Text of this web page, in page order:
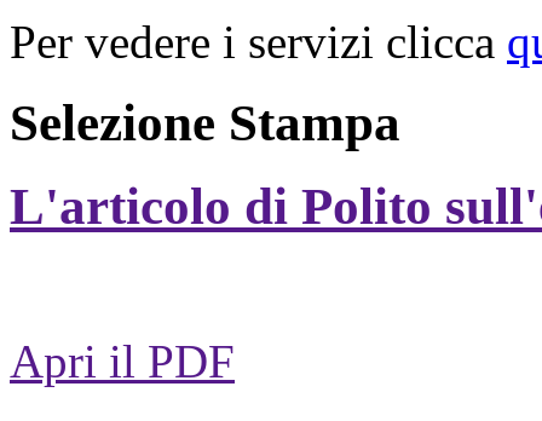
Per vedere i servizi clicca
Selezione Stampa
L'articolo di Polito
Apri il PDF